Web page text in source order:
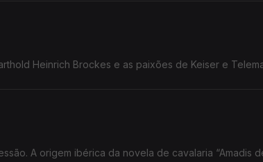
Heinrich Brockes e as paixões de Keiser e
A origem ibérica da novela de cavalaria “Amadis